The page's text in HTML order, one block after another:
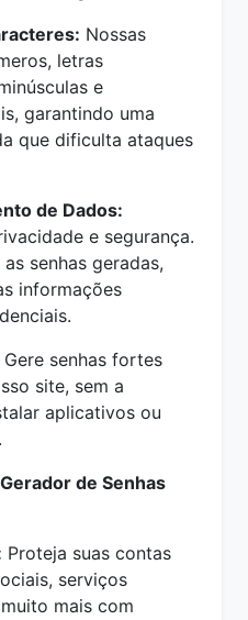
Nossas
letras
e
garantindo uma
que dificulta ataques
de Dados:
e segurança.
senhas geradas,
informações
Gere senhas fortes
site, sem a
aplicativos ou
de Senhas
Proteja suas contas
serviços
mais com